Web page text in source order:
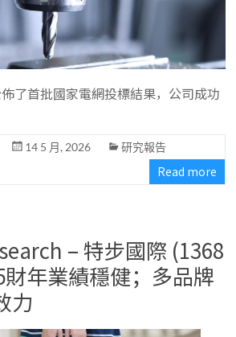
了首批國家電網投標結果，公司成功
14 5 月, 2026 研究報告
Read more
– 特步國際 (1368
年業績穩健；多品牌
力